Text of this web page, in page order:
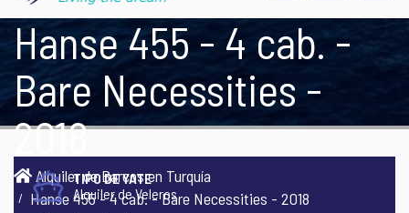
Hanse 455 - 4 cab. -
Bare Necessities -
2018
Alquiler de Barcos en Turquía
Hanse 455 - 4 cab. - Bare Necessities - 2018
TIPO DE YATE
Alquiler de Veleros